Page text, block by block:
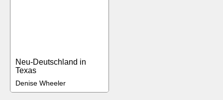
Neu-Deutschland in
Texas
Denise Wheeler